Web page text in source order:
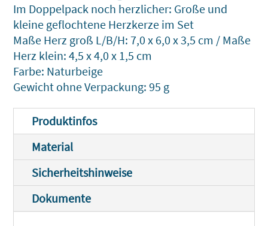
Im Doppelpack noch herzlicher: Große und
kleine geflochtene Herzkerze im Set
Maße Herz groß L/B/H: 7,0 x 6,0 x 3,5 cm / Maße
Herz klein: 4,5 x 4,0 x 1,5 cm
Farbe: Naturbeige
Gewicht ohne Verpackung: 95 g
Produktinfos
Material
Sicherheitshinweise
Dokumente